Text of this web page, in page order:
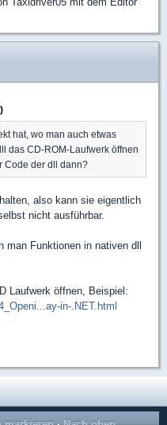
hat, wo man auch etwas
das CD-ROM-Laufwerk öffnen
Code der dll dann?
also kann sie eigentlich
nicht ausführbar.
man Funktionen in nativen dll
Laufwerk öffnen, Beispiel:
in-.NET.html